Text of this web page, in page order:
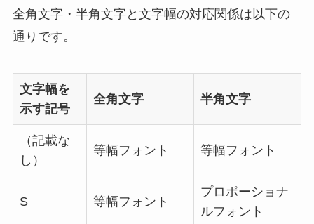
全角文字・半角文字と文字幅の対応関係は以下の
通りです。
文字幅を
示す記号
全角文字 半角文字
（記載な
し）
等幅フォント 等幅フォント
S 等幅フォント
プロポーショナ
ルフォント